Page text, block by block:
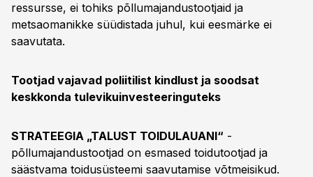
ressursse, ei tohiks põllumajandustootjaid ja
metsaomanikke süüdistada juhul, kui eesmärke ei
saavutata.
Tootjad vajavad poliitilist kindlust ja soodsat
keskkonda tulevikuinvesteeringuteks
STRATEEGIA „TALUST TOIDULAUANI“ -
põllumajandustootjad on esmased toidutootjad ja
säästvama toidusüsteemi saavutamise võtmeisikud.